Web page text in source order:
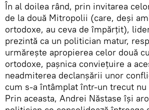
În al doilea rând, prin invitarea
de la două Mitropolii (care, deși
ortodoxe, au ceva de împărțit),
prezintă ca un politician matur,
urmărește apropierea celor două
ortodoxe, pașnica conviețuire a
neadmiterea declanșării unor
cum s-a întâmplat într-un trecut
Prin aceasta, Andrei Năstase își